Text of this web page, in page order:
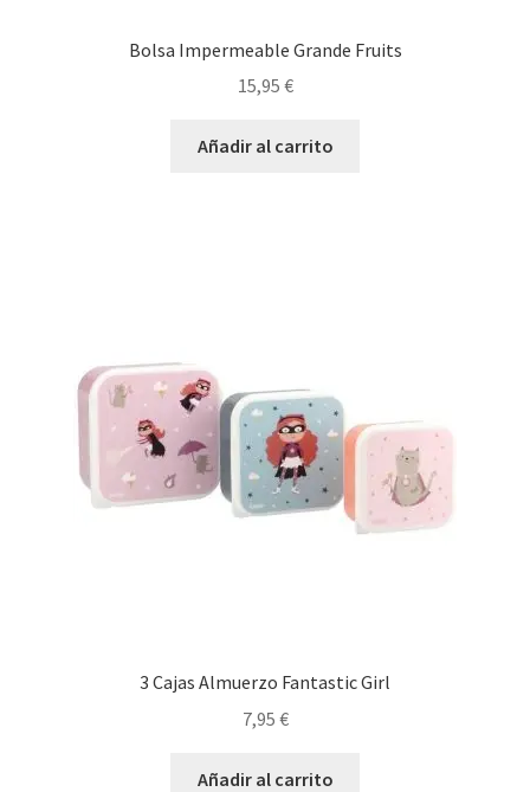
Bolsa Impermeable Grande Fruits
15,95 €
Añadir al carrito
3 Cajas Almuerzo Fantastic Girl
7,95 €
Añadir al carrito